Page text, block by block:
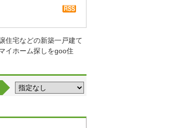
住宅などの新築一戸建て
イホーム探しをgoo住